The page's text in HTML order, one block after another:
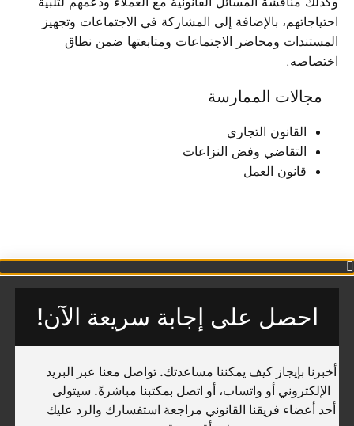
We value your privacy
We use cookies to enhance your browsing experience,
serve personalised ads or content, and analyse our
traffic. By clicking "Accept All", you consent to our use
احصل على إجابة سريعة الآن!
أخبرنا بإيجاز كيف يمكننا مساعدتك. تواصل معنا عبر البريد
أحد أعضاء فريقنا القانوني مراجعة استفسارك والرد عليك
في أقرب وقت.
البريد الإلكتروني
لينكدإن
تفضّل التحدث عبر الهاتف؟